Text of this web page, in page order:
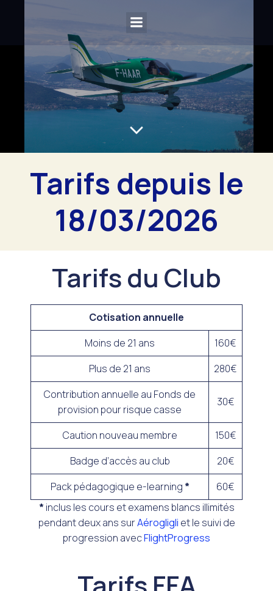
Tarifs depuis le
18/03/2026
Tarifs du Club
Cotisation annuelle
Moins de 21 ans
160€
Plus de 21 ans
280€
Contribution annuelle au Fonds de
provision pour risque casse
30€
Caution nouveau membre
150€
Badge d’accès au club
20€
Pack pédagogique e-learning *
60€
* inclus les cours et examens blancs illimités
pendant deux ans surAérogligli et le suivi de
progression avecFlightProgress